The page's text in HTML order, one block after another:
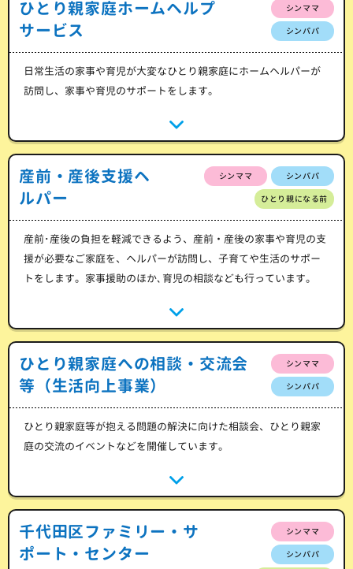
ひとり親家庭ホームヘルプ
サービス
シンママ
シンパパ
日常生活の家事や育児が大変なひとり親家庭にホームヘルパーが
訪問し、家事や育児のサポートをします。
産前・産後支援ヘ
ルパー
シンママ シンパパ
ひとり親になる前
産前･産後の負担を軽減できるよう、産前・産後の家事や育児の支
援が必要なご家庭を、ヘルパーが訪問し、子育てや生活のサポー
トをします。家事援助のほか､育児の相談なども行っています。
ひとり親家庭への相談・交流会
等（生活向上事業）
シンママ
シンパパ
ひとり親家庭等が抱える問題の解決に向けた相談会、ひとり親家
庭の交流のイベントなどを開催しています。
千代田区ファミリー・サ
ポート・センター
シンママ
シンパパ